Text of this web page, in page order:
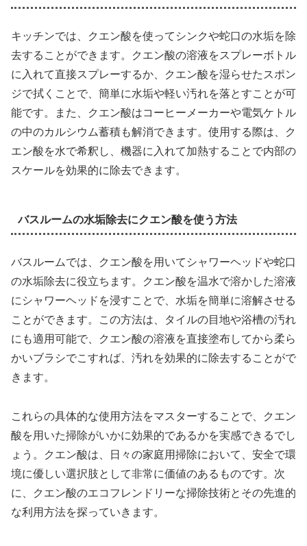
キッチンでは、クエン酸を使ってシンクや蛇口の水垢を除
去することができます。クエン酸の溶液をスプレーボトル
に入れて直接スプレーするか、クエン酸を湿らせたスポン
ジで拭くことで、簡単に水垢や軽い汚れを落とすことが可
能です。また、クエン酸はコーヒーメーカーや電気ケトル
の中のカルシウム蓄積も解消できます。使用する際は、ク
エン酸を水で希釈し、機器に入れて加熱することで内部の
スケールを効果的に除去できます。
バスルームの水垢除去にクエン酸を使う方法
バスルームでは、クエン酸を用いてシャワーヘッドや蛇口
の水垢除去に役立ちます。クエン酸を温水で溶かした溶液
にシャワーヘッドを浸すことで、水垢を簡単に溶解させる
ことができます。この方法は、タイルの目地や浴槽の汚れ
にも適用可能で、クエン酸の溶液を直接塗布してから柔ら
かいブラシでこすれば、汚れを効果的に除去することがで
きます。
これらの具体的な使用方法をマスターすることで、クエン
酸を用いた掃除がいかに効果的であるかを実感できるでし
ょう。クエン酸は、日々の家庭用掃除において、安全で環
境に優しい選択肢として非常に価値のあるものです。次
に、クエン酸のエコフレンドリーな掃除技術とその先進的
な利用方法を探っていきます。